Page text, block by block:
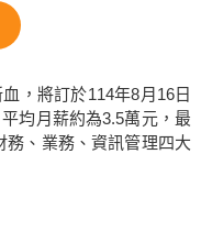
，將訂於114年8月16日
均月薪約為3.5萬元，最
務、業務、資訊管理四大